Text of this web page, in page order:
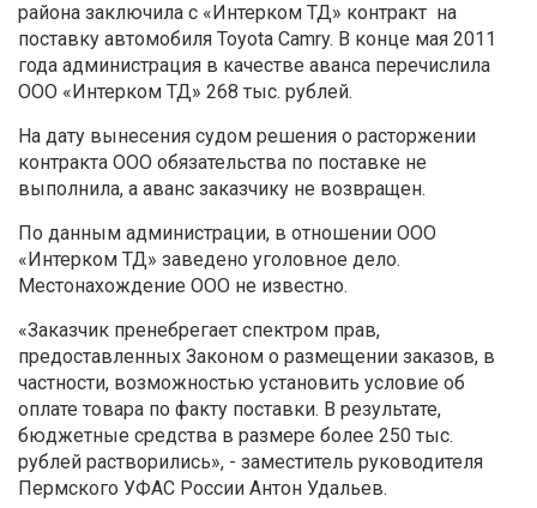
района заключила с «Интерком ТД» контракт на
поставку автомобиля Toyota Camry. В конце мая 2011
года администрация в качестве аванса перечислила
ООО «Интерком ТД» 268 тыс. рублей.
На дату вынесения судом решения о расторжении
контракта ООО обязательства по поставке не
выполнила, а аванс заказчику не возвращен.
По данным администрации, в отношении ООО
«Интерком ТД» заведено уголовное дело.
Местонахождение ООО не известно.
«Заказчик пренебрегает спектром прав,
предоставленных Законом о размещении заказов, в
частности, возможностью установить условие об
оплате товара по факту поставки. В результате,
бюджетные средства в размере более 250 тыс.
рублей растворились», - заместитель руководителя
Пермского УФАС России Антон Удальев.